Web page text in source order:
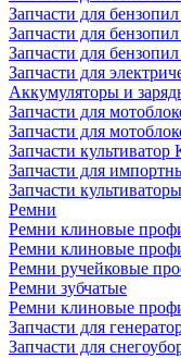
Запчасти для
Запчасти для
Запчасти для
Запчасти для
Аккумуляторы и
Запчасти для
Запчасти для
Запчасти культиватор
Запчасти для
Запчасти
Ремни
Ремни клиновые
Ремни клиновые
Ремни ручейковые
Ремни зубчатые
Ремни клиновые
Запчасти для
Запчасти для